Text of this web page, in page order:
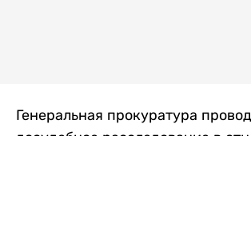
Генеральная прокуратура
досудебное расследование в